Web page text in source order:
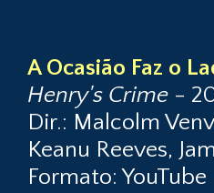
A Ocasião Faz o
Henry's Crime -
Dir.: Malcolm
Keanu Reeves,
Formato: YouTube